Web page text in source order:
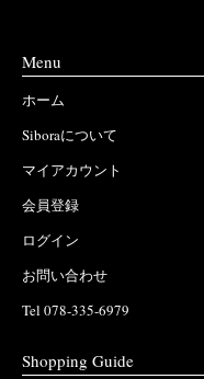
Menu
ホーム
Siboraについて
マイアカウント
会員登録
ログイン
お問い合わせ
Tel 078-335-6979
Shopping Guide